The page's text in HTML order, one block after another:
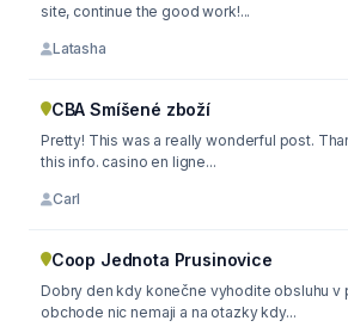
site, continue the good work!...
Latasha
CBA Smíšené zboží
Pretty! This was a really wonderful post.
this info. casino en ligne...
Carl
Coop Jednota Prusinovice
Dobry den kdy konečne vyhodite obsluhu v
obchode nic nemaji a na otazky kdy...